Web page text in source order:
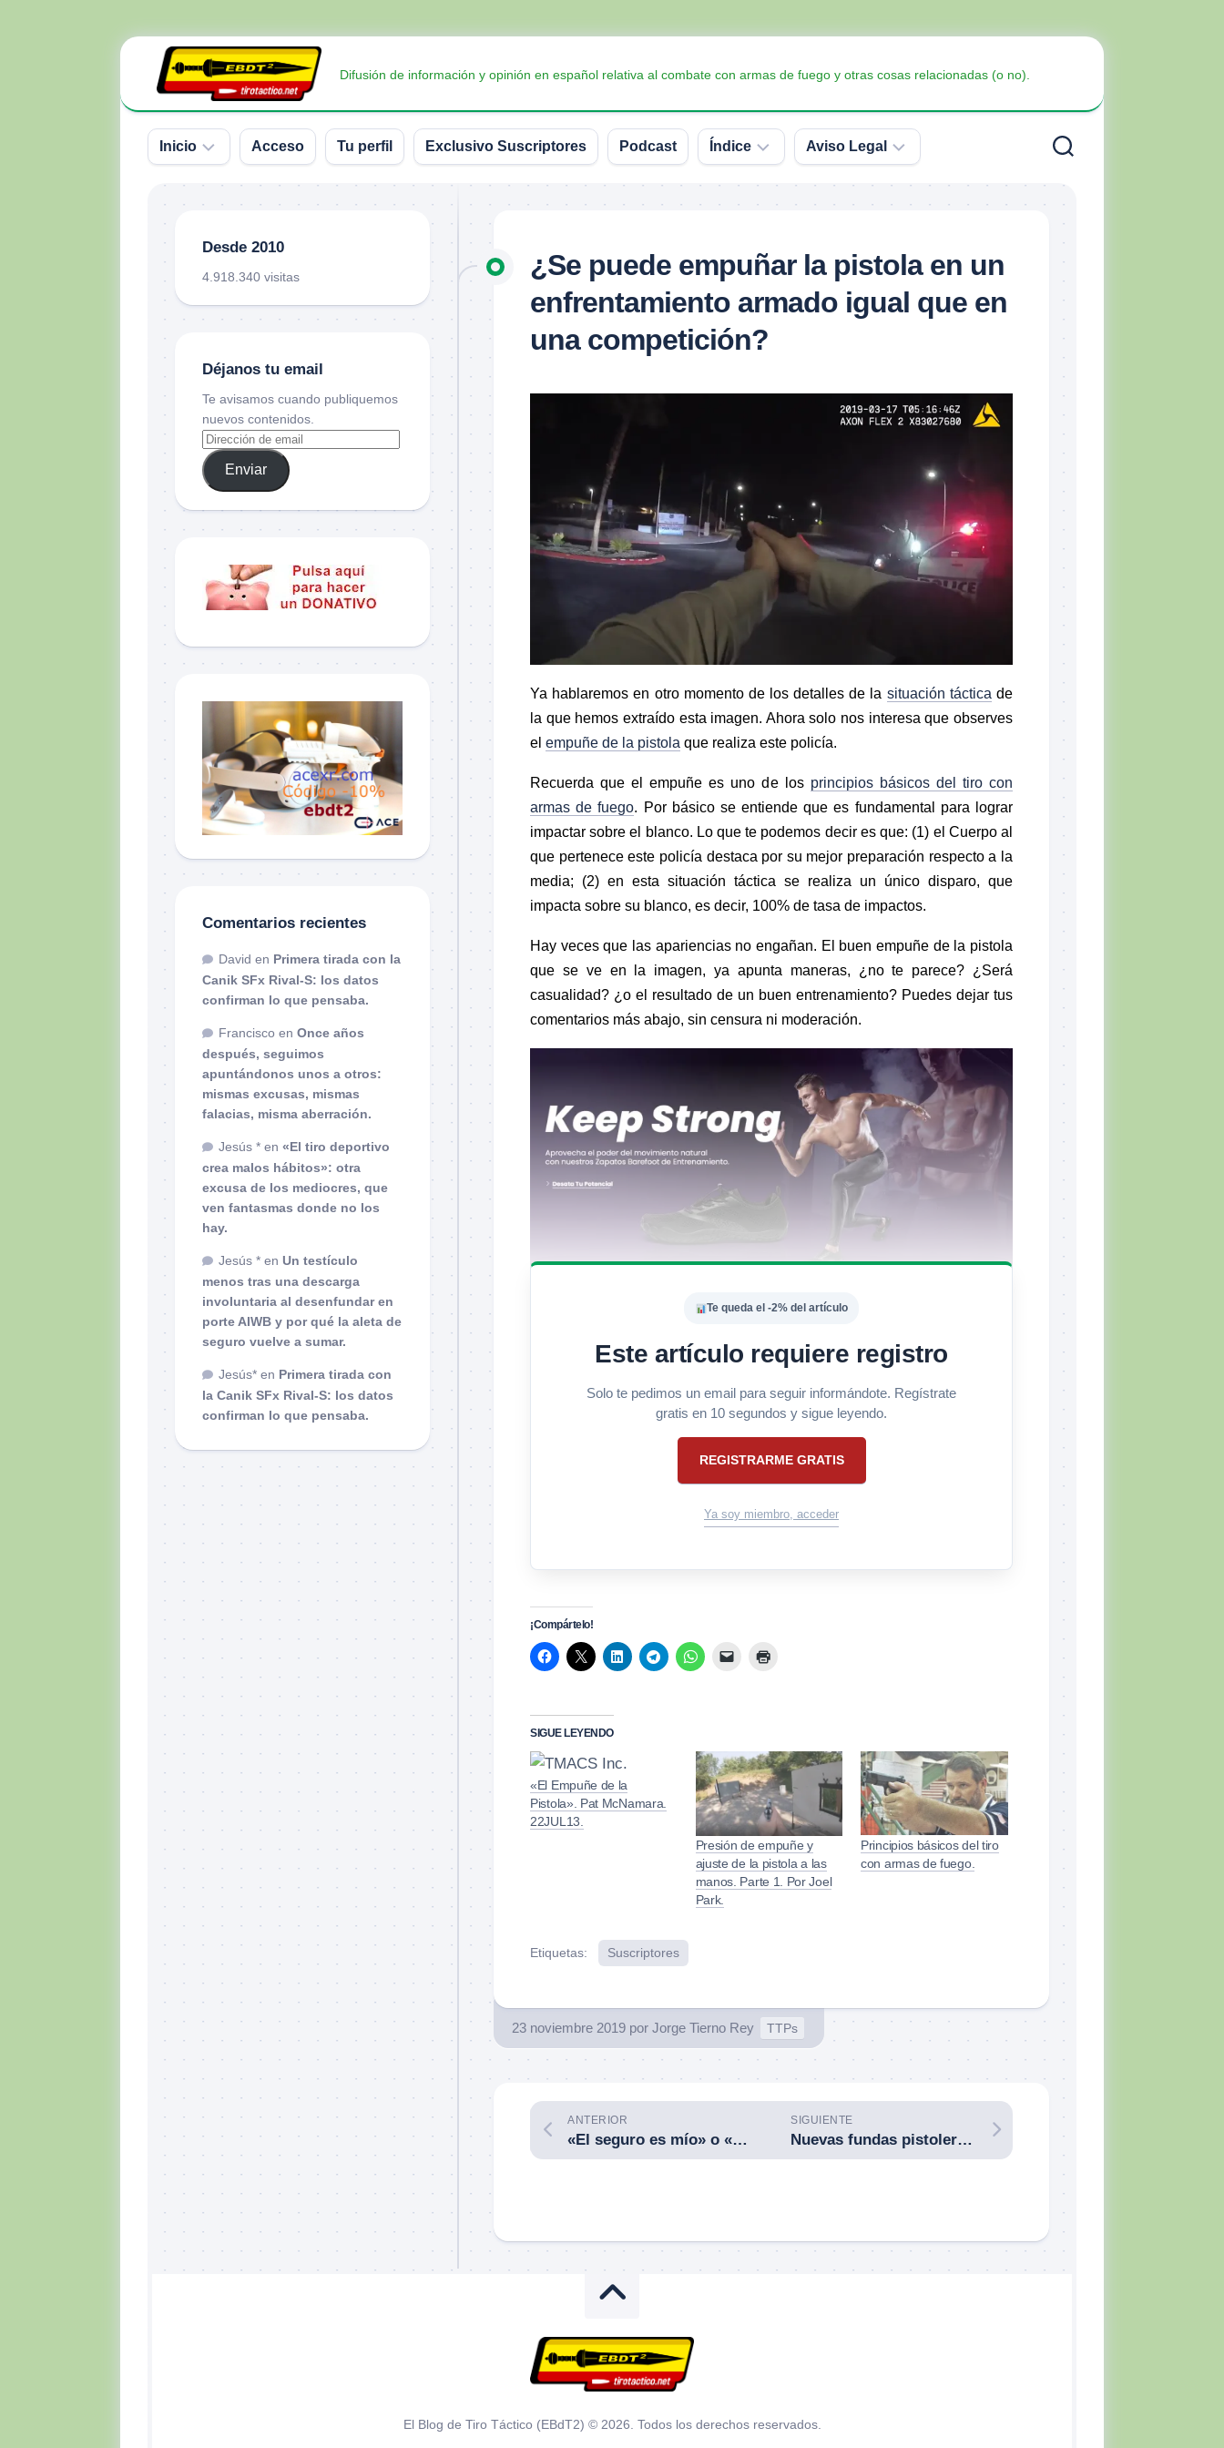
Difusión de información y opinión en español relativa al combate con armas de fuego y otras cosas relacionadas (o no).
Inicio
Donativos
Acceso Tu perfil Exclusivo Suscriptores Podcast Índice
no
Balística
Conceptos
definiciones
Skill
Tiger
McKee
Momento
del
Combatiente
Ejercicios
Topografía
TCCC
TTPs CQB
Aviso Legal
Política
de
Cookies
¿Se puede empuñar la pistola en un
enfrentamiento armado igual que en
una competición?
Ya hablaremos en otro momento de los detalles de la situación táctica de
la que hemos extraído esta imagen. Ahora solo nos interesa que observes
el empuñe de la pistola que realiza este policía.
Recuerda que el empuñe es uno de los principios básicos del tiro con
armas de fuego. Por básico se entiende que es fundamental para lograr
impactar sobre el blanco. Lo que te podemos decir es que: (1) el Cuerpo al
que pertenece este policía destaca por su mejor preparación respecto a la
media; (2) en esta situación táctica se realiza un único disparo, que
impacta sobre su blanco, es decir, 100% de tasa de impactos.
Hay veces que las apariencias no engañan. El buen empuñe de la pistola
que se ve en la imagen, ya apunta maneras, ¿no te parece? ¿Será
casualidad? ¿o el resultado de un buen entrenamiento? Puedes dejar tus
comentarios más abajo, sin censura ni moderación.
Te queda el -2% del artículo
Este artículo requiere registro
Solo te pedimos un email para seguir informándote. Regístrate
gratis en 10 segundos y sigue leyendo.
REGISTRARME GRATIS
Ya soy miembro, acceder
¡Compártelo!
SIGUE LEYENDO
«El Empuñe de la
Pistola». Pat McNamara.
22JUL13.
Presión de empuñe y
ajuste de la pistola a las
manos. Parte 1. Por Joel
Park.
Principios básicos del tiro
con armas de fuego.
Etiquetas: Suscriptores
23 noviembre 2019 por Jorge Tierno Rey TTPs
SIGUIENTE
Nuevas fundas pistoleras de servicio BlackHawk T-Series, ¿corrigiendo los errores del pasado?
ANTERIOR
«El seguro es mío» o «este es mi seguro»: ¿una excusa de los mediocres para no cumplir las normas de seguridad y/o utilizar el seguro de aleta? ¿o también lo dicen los profesionales?
Desde 2010
4.918.340 visitas
Déjanos tu email
Te avisamos cuando publiquemos
nuevos contenidos.
Enviar
Comentarios recientes
David en Primera tirada con la
Canik SFx Rival-S: los datos
confirman lo que pensaba.
Francisco en Once años
después, seguimos
apuntándonos unos a otros:
mismas excusas, mismas
falacias, misma aberración.
Jesús * en «El tiro deportivo
crea malos hábitos»: otra
excusa de los mediocres, que
ven fantasmas donde no los
hay.
Jesús * en Un testículo
menos tras una descarga
involuntaria al desenfundar en
porte AIWB y por qué la aleta de
seguro vuelve a sumar.
Jesús* en Primera tirada con
la Canik SFx Rival-S: los datos
confirman lo que pensaba.
El Blog de Tiro Táctico (EBdT2) © 2026. Todos los derechos reservados.